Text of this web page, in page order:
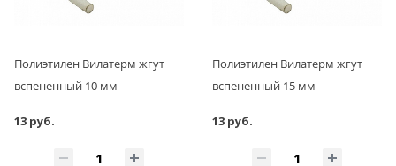
Полиэтилен Вилатерм жгут
вспененный 10 мм
13 руб.
Полиэтилен Вилатерм жгут
вспененный 15 мм
13 руб.